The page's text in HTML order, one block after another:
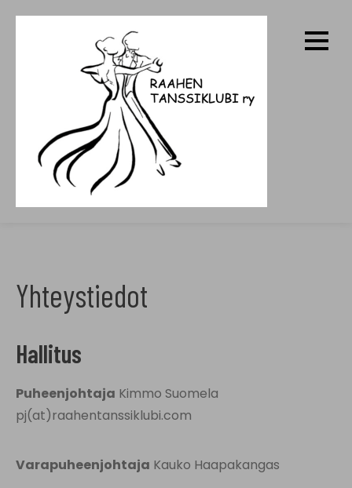
Yhteystiedot
Hallitus
Puheenjohtaja Kimmo Suomela
pj(at)raahentanssiklubi.com
Varapuheenjohtaja Kauko Haapakangas